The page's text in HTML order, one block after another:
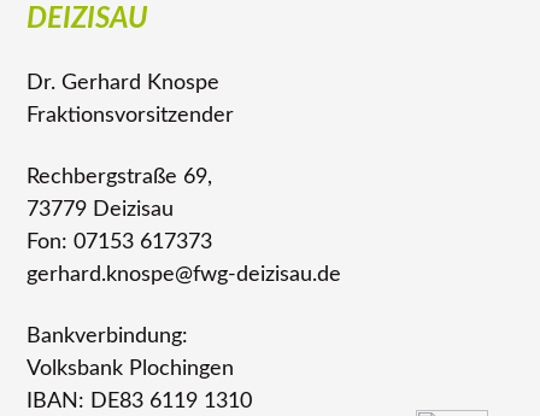
DEIZISAU
Dr. Gerhard Knospe
Fraktionsvorsitzender
Rechbergstraße 69,
73779 Deizisau
Fon: 07153 617373
gerhard.knospe@fwg-deizisau.de
Bankverbindung:
Volksbank Plochingen
IBAN: DE83 6119 1310